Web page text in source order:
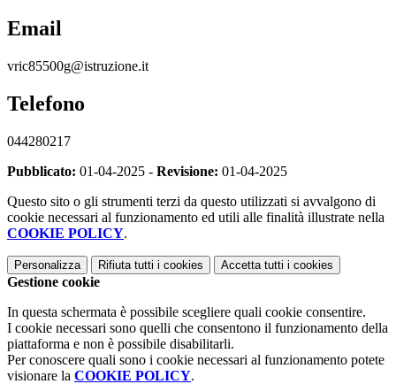
Email
vric85500g@istruzione.it
Telefono
044280217
Pubblicato: 01-04-2025 - Revisione: 01-04-2025
Questo sito o gli strumenti terzi da questo utilizzati si avvalgono di
cookie necessari al funzionamento ed utili alle finalità illustrate nella
COOKIE POLICY.
Personalizza Rifiuta tutti i cookies Accetta tutti i cookies
Gestione cookie
In questa schermata è possibile scegliere quali cookie consentire.
I cookie necessari sono quelli che consentono il funzionamento della
piattaforma e non è possibile disabilitarli.
Per conoscere quali sono i cookie necessari al funzionamento potete
visionare la COOKIE POLICY.